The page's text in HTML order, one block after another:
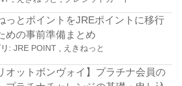
っとポイントをJREポイントに移行
めの事前準備まとめ
リ:JRE POINT , えきねっと
オットボンヴォイ】プラチナ会員の